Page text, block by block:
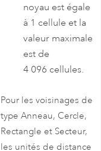
noyau est égale
à 1 cellule et la
valeur maximale
est de
4 096 cellules.
Pour les voisinages de
type Anneau, Cercle,
Rectangle et Secteur,
les unités de distance